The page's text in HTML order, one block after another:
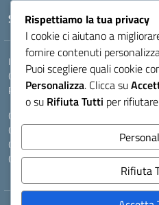
Seguici su:
Indirizzo: VIA LAZIO, 3, 43100 PARMA
Centralino:0521272405 Email:
Posta elettronica certificata (PEC):
Codice fiscale: 80011950344
Codice meccanografico:
Codice Indice delle Pubbliche
Codice unico di fatturazione (CUF):
Rispettiamo la tua privacy
I cookie ci aiutano a
fornire contenuti
Puoi scegliere quali cookie
Personalizza. Clicca su
o su Rifiuta Tutti per
Rifiuta